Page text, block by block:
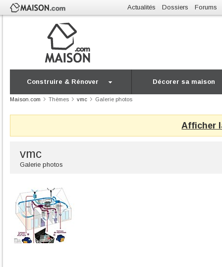
Actualités Dossiers Forums
Construire & Rénover Décorer sa maison
Maison.com Thèmes vmc Galerie photos
Afficher
vmc
Galerie photos